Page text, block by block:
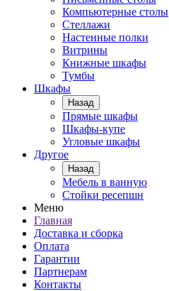
Компьютерные столы
Стеллажи
Настенные полки
Витрины
Книжные шкафы
Тумбы
Шкафы
Назад
Прямые шкафы
Шкафы-купе
Угловые шкафы
Другое
Назад
Мебель в ванную
Стойки ресепшн
Меню
Главная
Доставка и сборка
Оплата
Гарантии
Партнерам
Контакты